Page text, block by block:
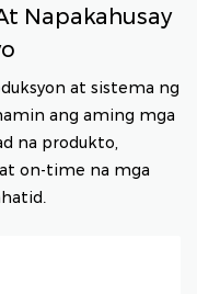
Napakahusay
at sistema ng
ang aming mga
na produkto,
on-time na mga